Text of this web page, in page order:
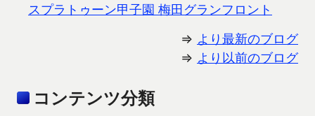
スプラトゥーン甲子園 梅田グランフロント
⇒ より最新のブログ
⇒ より以前のブログ
コンテンツ分類